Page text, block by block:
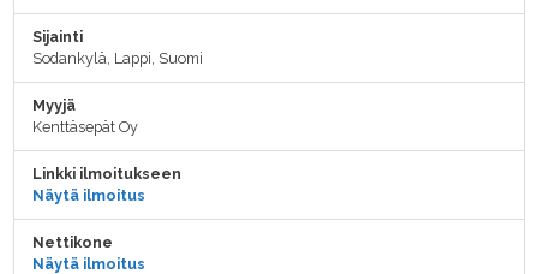
Sijainti
Sodankylä, Lappi, Suomi
Myyjä
Kenttäsepät Oy
Linkki ilmoitukseen
Näytä ilmoitus
Nettikone
Näytä ilmoitus